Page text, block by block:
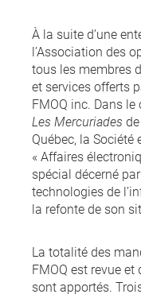
À la suite d’une
l’Association des
tous les membres
et services offerts
FMOQ inc. Dans
Les Mercuriades
Québec, la
« Affaires
spécial décerné
technologies de
la refonte de son
La totalité des
FMOQ est revue
sont apportés.